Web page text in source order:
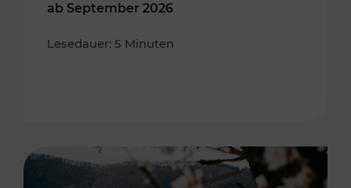
ab September 2026
Lesedauer: 5 Minuten